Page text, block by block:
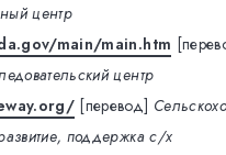
центр
main/main.htm
центр
[перевод]
поддержка с/х